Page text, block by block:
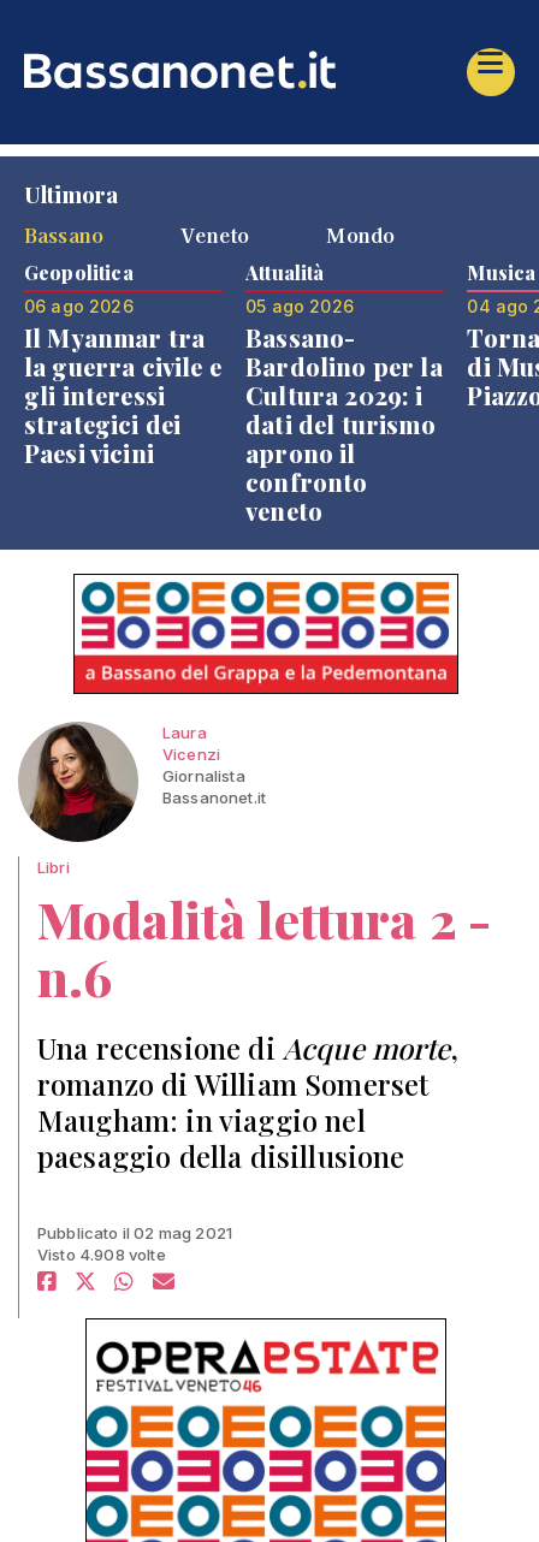
Ultimora
Bassano
Veneto Mondo
Geopolitica
06 ago 2026
Il Myanmar tra
la guerra civile e
gli interessi
strategici dei
Paesi vicini
Attualità
05 ago 2026
Bassano-
Bardolino per la
Cultura 2029: i
dati del turismo
aprono il
confronto
veneto
Musica
04 ago
di
Laura
Vicenzi
Giornalista
Bassanonet.it
Libri
Modalità lettura 2 -
n.6
Una recensione di Acque morte,
romanzo di William Somerset
Maugham: in viaggio nel
paesaggio della disillusione
Pubblicato il 02 mag 2021
Visto 4.908 volte